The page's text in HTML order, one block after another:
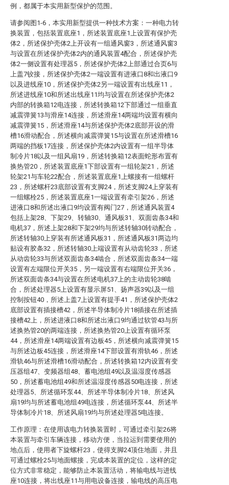
例，都属于本实用新型保护的范围。
请参阅图1-6，本实用新型提供一种技术方案：一种电力转
换装置，包括装置底座1，所述装置底座1上设置有保护壳
体2，所述保护壳体2上开设有一组通风窗3，所述通风窗3
与设置在所述保护壳体2内的通风装置4配合，所述保护壳
体2一侧设置有处理器5，所述保护壳体2上部通过合页6与
上盖7铰接，所述保护壳体2一端设置有进液口8和出液口9
以及进线座10，所述保护壳体2另一端设置有出线座11，
所述进线座10和所述出线座11均与设置在所述保护壳体2
内部的转换箱12电连接，所述转换箱12下部通过一组垂直
减震弹簧13与滑座14连接，所述滑座14两端均设置有横向
减震弹簧15，所述滑座14与所述保护壳体2底部开设的滑
槽16滑动配合，所述横向减震弹簧15与设置在所述滑槽16
两端的挡板17连接，所述保护壳体2内设置有一组半导体
制冷片18以及一组风扇19，所述转换箱12表面蛇形布置有
换热管20，所述装置底座1下部设置有一组轮架21，所述
轮架21与车轮22配合，所述装置底座1上螺接有一组螺杆
23，所述螺杆23底部设置有支脚24，所述支脚24上穿装有
一组螺栓25，所述装置底座1一端设置有牵引架26，所述
进液口8和所述出液口9均设置有阀门27，所述通风装置4
包括上架28、下架29、转轴30、通风板31、双面齿条34和
电机37，所述上架28和下架29均与所述转轴30转动配合，
所述转轴30上穿装有所述通风板31，所述通风板31两边均
贴设有胶条32，所述转轴30上端设置有从动齿轮33，所述
从动齿轮33与所述双面齿条34啮合，所述双面齿条34一端
设置有左端限位开关35，另一端设置有右端限位开关36，
所述双面齿条34与设置在所述电机37上的主动齿轮38啮
合，所述处理器5上设置有显示屏51、扬声器39以及一组
控制按钮40，所述上盖7上设置有提手41，所述保护壳体2
底部设置有插接槽42，所述半导体制冷片18插接在所述插
接槽42上，所述进液口8和所述出液口9均通过软管43与所
述换热管20的两端连接，所述换热管20上设置有循环泵
44，所述滑座14两端设置有边板45，所述横向减震弹簧15
与所述边板45连接，所述滑座14下部设置有滑轨46，所述
滑轨46与所述滑槽16滑动配合，所述转换箱12内设置有变
压器组47、变频器组48、蓄电池组49以及温湿度传感器
50，所述蓄电池组49和所述温湿度传感器50电连接，所述
处理器5、所述循环泵44、所述半导体制冷片18、所述风
扇19均与所述蓄电池组49电连接，所述循环泵44、所述半
导体制冷片18、所述风扇19均与所述处理器5电连接。
工作原理：在使用该电力转换装置时，可通过牵引架26将
本装置与牵引车辆连接，移动方便，当拉运到需要使用的
地点后，使用者下旋螺杆23，使得支脚24顶住地面，并且
可通过螺栓25与地面螺接，完成本装置的定位，这样的定
位方式非常稳定，能够防止本装置活动，将输电线与进线
座10连接，将出线座11与用电设备连接，输电线的高压电